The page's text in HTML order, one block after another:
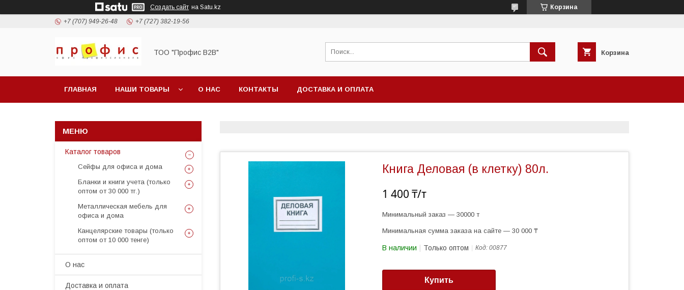
Создать сайт на Satu.kz Корзина
+7 (707) 949-26-48 +7 (727) 382-19-56
ТОО "Профис В2В" Корзина
ГЛАВНАЯ НАШИ ТОВАРЫ О НАС КОНТАКТЫ ДОСТАВКА И ОПЛАТА
Книга Деловая (в клетку) 80л.
1 400 ₸/т
Минимальный заказ — 30000 т
Минимальная сумма заказа на сайте — 30 000 ₸
В наличии Только оптом Код: 00877
Купить
Каталог товаров
Сейфы для офиса и дома
Бланки и книги учета (только
оптом от 30 000 тг.)
Металлическая мебель для
офиса и дома
Канцелярские товары (только
оптом от 10 000 тенге)
О нас
Доставка и оплата